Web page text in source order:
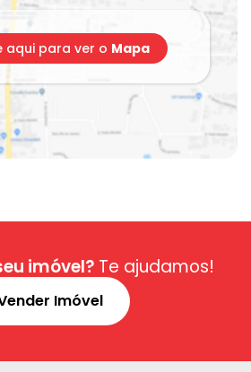
aqui para ver o Mapa
imóvel? Te ajudamos!
Imóvel